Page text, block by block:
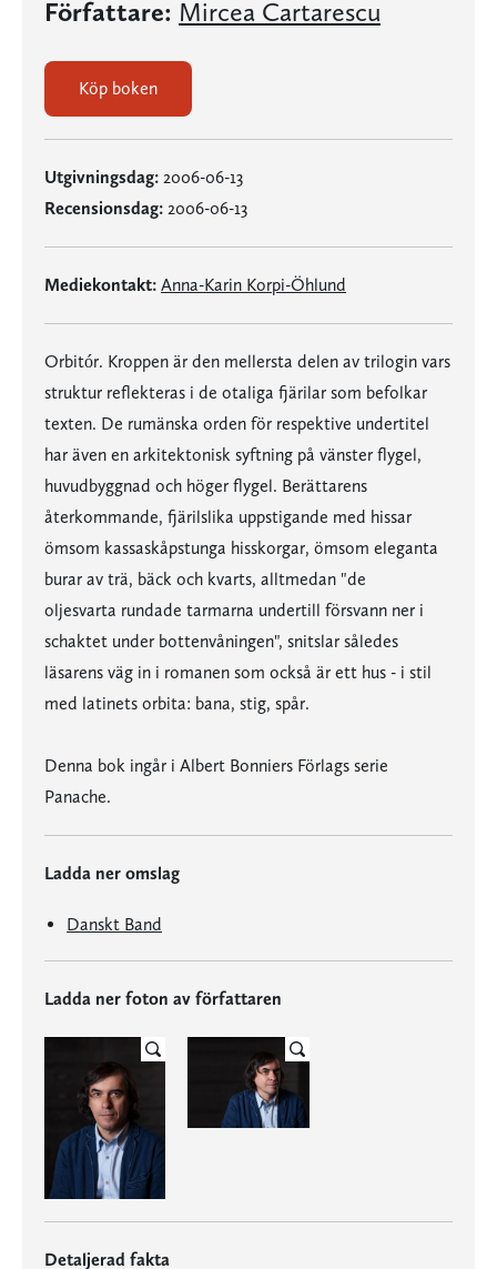
Författare: Mircea Cartarescu
Köp boken
Utgivningsdag: 2006-06-13
Recensionsdag: 2006-06-13
Mediekontakt: Anna-Karin Korpi-Öhlund
Orbitór. Kroppen är den mellersta delen av trilogin vars
struktur reflekteras i de otaliga fjärilar som befolkar
texten. De rumänska orden för respektive undertitel
har även en arkitektonisk syftning på vänster flygel,
huvudbyggnad och höger flygel. Berättarens
återkommande, fjärilslika uppstigande med hissar
ömsom kassaskåpstunga hisskorgar, ömsom eleganta
burar av trä, bäck och kvarts, alltmedan "de
oljesvarta rundade tarmarna undertill försvann ner i
schaktet under bottenvåningen", snitslar således
läsarens väg in i romanen som också är ett hus - i stil
med latinets orbita: bana, stig, spår.
Denna bok ingår i Albert Bonniers Förlags serie
Panache.
Ladda ner omslag
Danskt Band
Ladda ner foton av författaren
Detaljerad fakta